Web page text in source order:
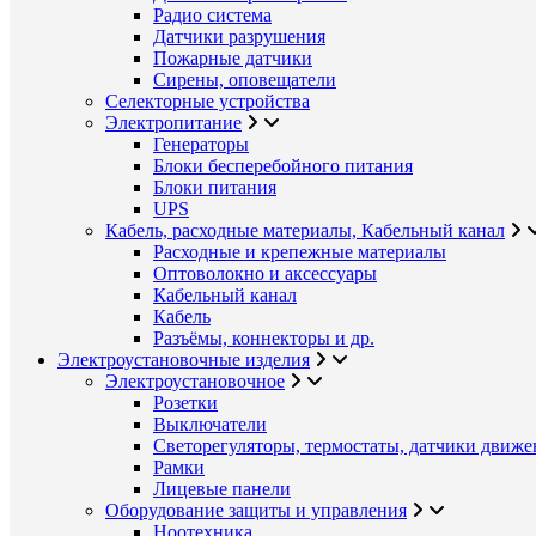
Радио система
Датчики разрушения
Пожарные датчики
Сирены, оповещатели
Селекторные устройства
Электропитание
Генераторы
Блоки бесперебойного питания
Блоки питания
UPS
Кабель, расходные материалы, Кабельный канал
Расходные и крепежные материалы
Оптоволокно и аксессуары
Кабельный канал
Кабель
Разъёмы, коннекторы и др.
Электроустановочные изделия
Электроустановочное
Розетки
Выключатели
Светорегуляторы, термостаты, датчики
Рамки
Лицевые панели
Оборудование защиты и управления
Ноотехника